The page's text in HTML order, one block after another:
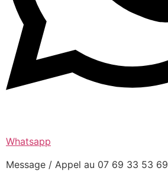
Whatsapp
Message / Appel au 07 69 33 53 69